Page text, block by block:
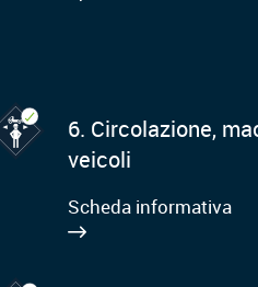
6. Circolazione,
veicoli
Scheda informativa